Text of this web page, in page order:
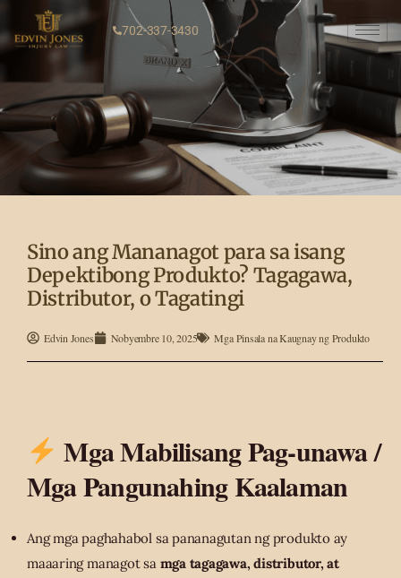
702-337-3430
Sino ang Mananagot para sa isang
Depektibong Produkto? Tagagawa,
Distributor, o Tagatingi
Edvin Jones Nobyembre 10, 2025 Mga Pinsala na Kaugnay ng Produkto
Mga Mabilisang Pag-unawa /
Mga Pangunahing Kaalaman
Ang mga paghahabol sa pananagutan ng produkto ay
maaaring managot sa mga tagagawa, distributor, at